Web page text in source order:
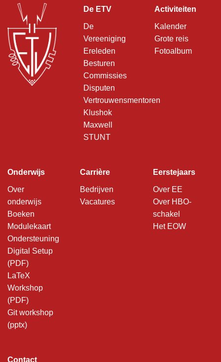
De ETV
De
Vereeniging
Ereleden
Besturen
Commissies
Disputen
Vertrouwensmentoren
Klushok
Maxwell
STUNT
Activiteiten
Kalender
Grote reis
Fotoalbum
Onderwijs
Over
onderwijs
Boeken
Modulekaart
Ondersteuning
Digital Setup
(PDF)
LaTeX
Workshop
(PDF)
Git workshop
(pptx)
Carrière
Bedrijven
Vacatures
Eerstejaars
Over EE
Over HBO-
schakel
Het EOW
Contact